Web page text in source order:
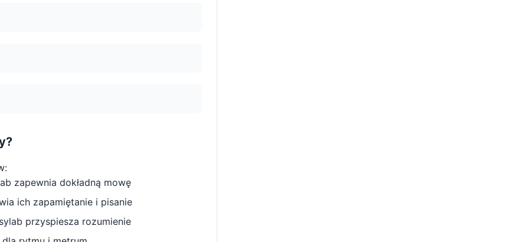
zapewnia dokładną mowę
ich zapamiętanie i pisanie
przyspiesza rozumienie